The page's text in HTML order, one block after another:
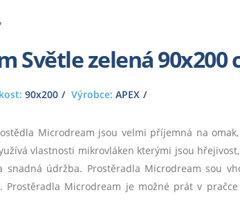
Světle zelená 90x200
90x200 Výrobce: APEX
Microdream jsou velmi příjemná na
vlastnosti mikrovláken kterými jsou
snadná údržba. Prostěradla Microdream sou
Microdream je možné prát v pračce